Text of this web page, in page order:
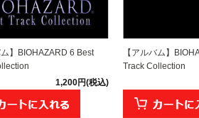
ム】BIOHAZARD 6 Best
1,200円(税込)
【アルバム】
Track Collection